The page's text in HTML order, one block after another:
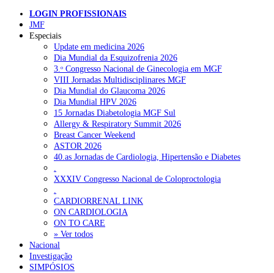
etária diagnosticados precocemente.
TC/SO
NOTÍCIAS RECENTES
Quase 11.900 jovens recorreram aos cheques psicólogo e
nutricionista no primeiro mês
7 de Agosto, 2026
ULS de Coimbra estreia cirurgia endoscópica do ouvido com
apoio robótico em Portugal
Enfermeiros exigem esclarecimentos sobre eventual gestão
privada da ULS do Algarve 7 de Agosto, 2026
Ordem dos Médicos alerta para riscos no novo sistema de acesso
a consultas e cirurgias 7 de Agosto, 2026
Portugal está a formar os médicos de que precisa?
2026
LOGIN PROFISSIONAIS
JMF
Especiais
Update em medicina 2026
Dia Mundial da Esquizofrenia 2026
3.ᵒ Congresso Nacional de Ginecologia em MGF
VIII Jornadas Multidisciplinares MGF
Dia Mundial do Glaucoma 2026
Dia Mundial HPV 2026
15 Jornadas Diabetologia MGF Sul
Allergy & Respiratory Summit 2026
Breast Cancer Weekend
ASTOR 2026
40.as Jornadas de Cardiologia, Hipertensão e Diabetes
.
XXXIV Congresso Nacional de Coloproctologia
.
CARDIORRENAL LINK
ON CARDIOLOGIA
ON TO CARE
» Ver todos
Nacional
Investigação
SIMPÓSIOS